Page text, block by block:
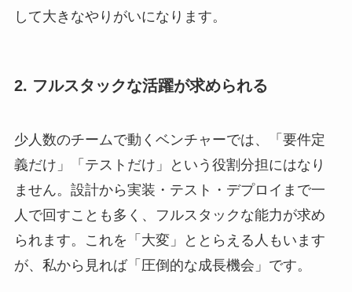
して大きなやりがいになります。
2. フルスタックな活躍が求められる
少人数のチームで動くベンチャーでは、「要件定
義だけ」「テストだけ」という役割分担にはなり
ません。設計から実装・テスト・デプロイまで一
人で回すことも多く、フルスタックな能力が求め
られます。これを「大変」ととらえる人もいます
が、私から見れば「圧倒的な成長機会」です。